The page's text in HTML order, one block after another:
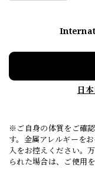
日
※ご自身の体質をご確
す。金属アレルギーを
入をお控えください。
られた場合は、ご使用